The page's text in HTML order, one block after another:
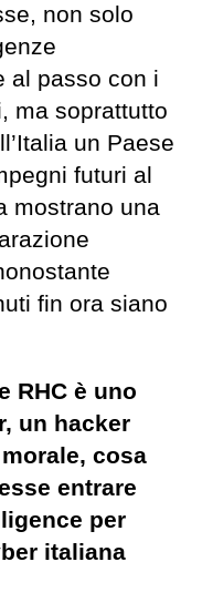
non solo
al passo con i
ma soprattutto
un Paese
futuri al
mostrano una
fin ora siano
RHC è uno
un hacker
cosa
entrare
per
italiana